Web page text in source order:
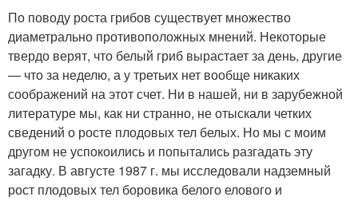
По поводу роста грибов существует множество
диаметрально про­тивоположных мнений. Некоторые
твердо верят, что белый гриб вырастает за день, другие
— что за неделю, а у третьих нет вообще никаких
соображений на этот счет. Ни в нашей, ни в зарубежной
ли­тературе мы, как ни странно, не отыскали четких
сведений о росте плодовых тел белых. Но мы с моим
другом не успокоились и попытались разгадать эту
загадку. В августе 1987 г. мы исследовали надземный
рост плодовых тел боровика белого елового и